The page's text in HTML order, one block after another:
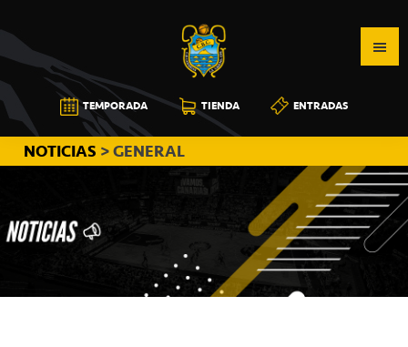
a
la
navegación
principal
al
contenido
principal
a
la
barra
lateral
principal
CB
CANARIAS
TEMPORADA TIENDA ENTRADAS
NOTICIAS > GENERAL